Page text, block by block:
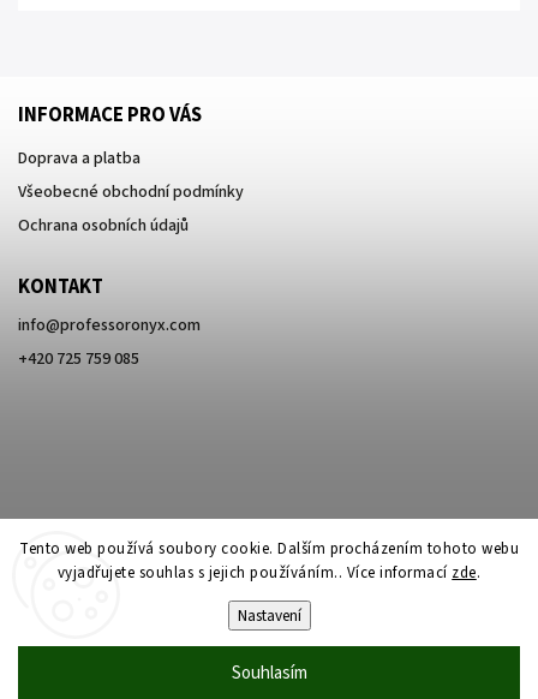
Tento web používá soubory cookie. Dalším procházením tohoto webu
vyjadřujete souhlas s jejich používáním.. Více informací zde.
Nastavení
Souhlasím
INFORMACE PRO VÁS
Doprava a platba
Všeobecné obchodní podmínky
Ochrana osobních údajů
KONTAKT
info@professoronyx.com
+420 725 759 085
Professor Onyx. Všechna práva vyhrazena.